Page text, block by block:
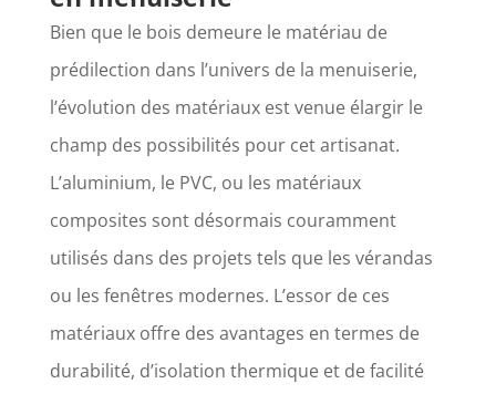
Bien que le bois demeure le matériau de
prédilection dans l’univers de la menuiserie,
l’évolution des matériaux est venue élargir le
champ des possibilités pour cet artisanat.
L’aluminium, le PVC, ou les matériaux
composites sont désormais couramment
utilisés dans des projets tels que les vérandas
ou les fenêtres modernes. L’essor de ces
matériaux offre des avantages en termes de
durabilité, d’isolation thermique et de facilité